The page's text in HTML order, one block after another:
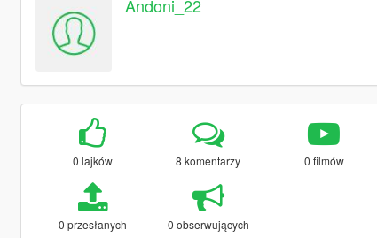
Andoni_22
0 lajków 8 komentarzy 0 filmów
0 przesłanych 0 obserwujących